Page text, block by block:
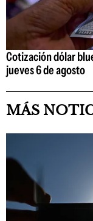
Cotización dólar
jueves 6 de agosto
MÁS